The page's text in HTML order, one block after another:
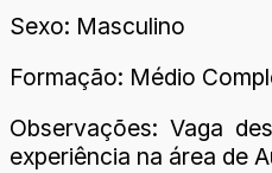
Sexo: Masculino
Formação: Médio
Observações: Vaga
experiência na área de